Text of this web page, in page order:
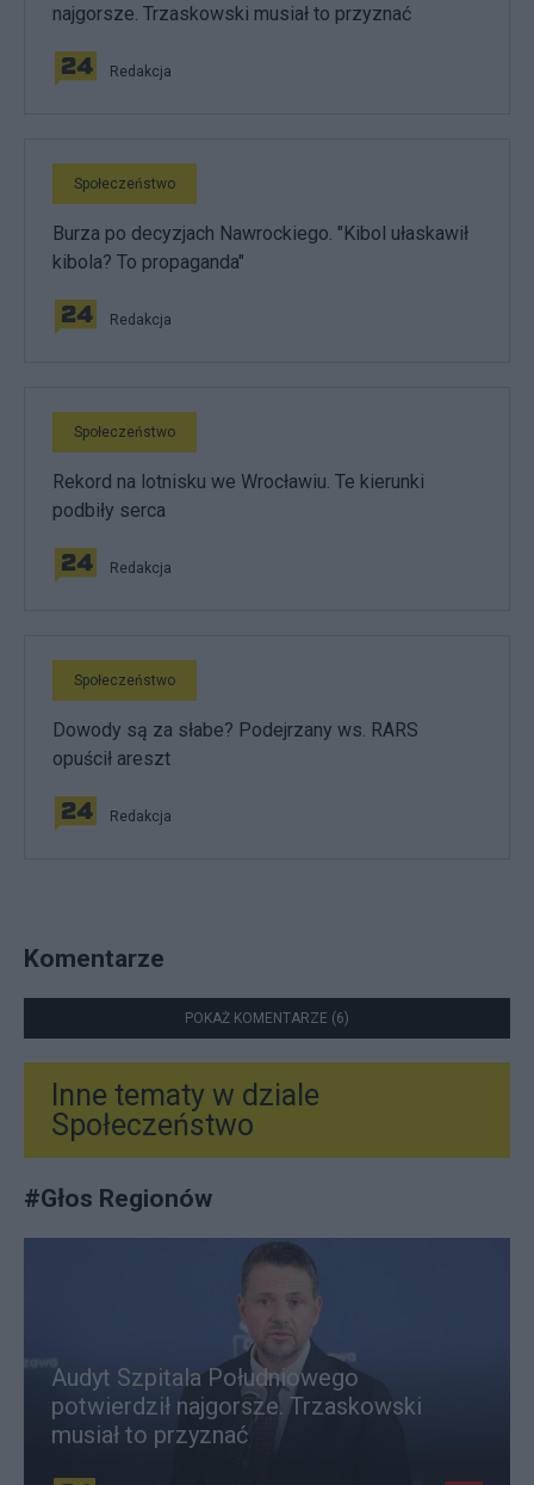
najgorsze. Trzaskowski musiał to przyznać
Redakcja
Społeczeństwo
Burza po decyzjach Nawrockiego. "Kibol ułaskawił
kibola? To propaganda"
Redakcja
Społeczeństwo
Rekord na lotnisku we Wrocławiu. Te kierunki
podbiły serca
Redakcja
Społeczeństwo
Dowody są za słabe? Podejrzany ws. RARS
opuścił areszt
Redakcja
Komentarze
POKAŻ KOMENTARZE (6)
Inne tematy w dziale
Społeczeństwo
#Głos Regionów
Audyt Szpitala Południowego
potwierdził najgorsze. Trzaskowski
musiał to przyznać